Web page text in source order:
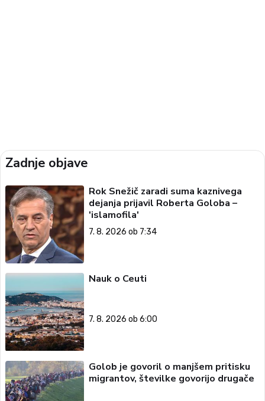
Zadnje objave
Rok Snežič zaradi suma kaznivega
dejanja prijavil Roberta Goloba –
'islamofila'
7. 8. 2026 ob 7:34
Nauk o Ceuti
7. 8. 2026 ob 6:00
Golob je govoril o manjšem pritisku
migrantov, številke govorijo drugače